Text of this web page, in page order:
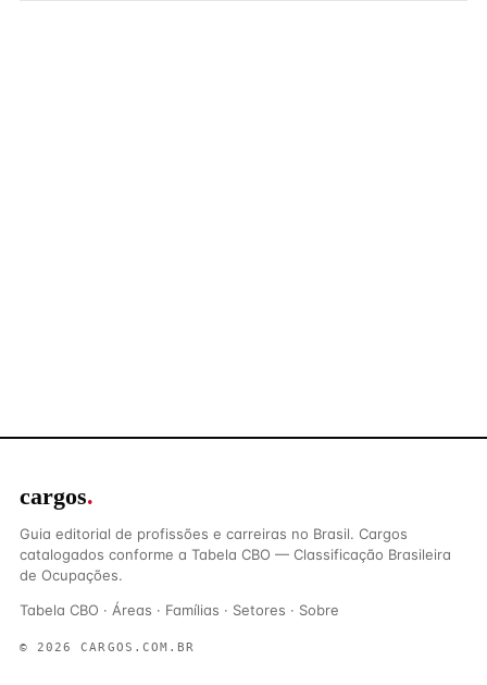
cargos.
Guia editorial de profissões e carreiras no Brasil. Cargos
catalogados conforme a Tabela CBO — Classificação Brasileira
de Ocupações.
Tabela CBO · Áreas · Famílias · Setores · Sobre
© 2026 CARGOS.COM.BR